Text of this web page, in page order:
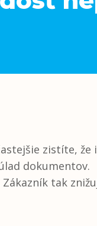
zistíte,
dokumentov.
tak